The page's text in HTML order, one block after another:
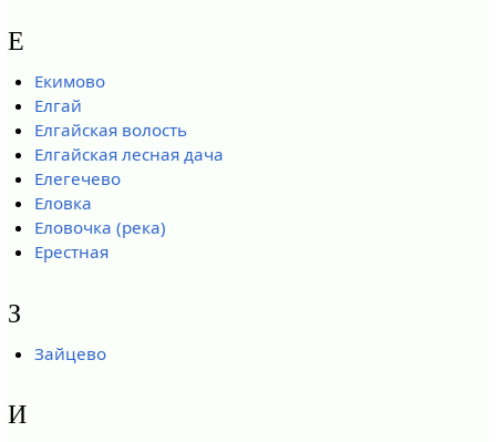
Е
Екимово
Елгай
Елгайская волость
Елгайская лесная дача
Елегечево
Еловка
Еловочка (река)
Ерестная
З
Зайцево
И